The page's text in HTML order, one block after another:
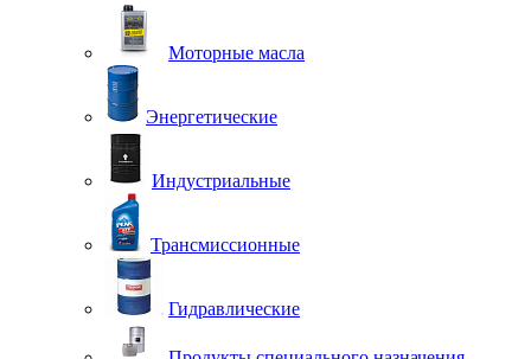
Моторные масла
Энергетические
Индустриальные
Трансмиссионные
Гидравлические